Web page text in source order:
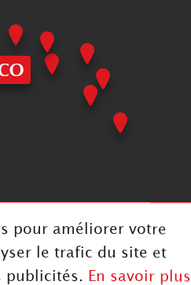
pour améliorer votre
le trafic du site et
publicités. En savoir plus